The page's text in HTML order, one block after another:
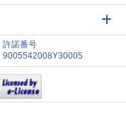
許諾番号
9005542008Y30005